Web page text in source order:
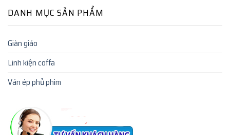
DANH MỤC SẢN PHẨM
Giàn giáo
Linh kiện coffa
Ván ép phủ phim